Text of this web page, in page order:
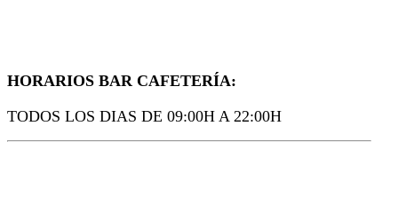
HORARIOS BAR CAFETERÍA:
TODOS LOS DIAS DE 09:00H A 22:00H